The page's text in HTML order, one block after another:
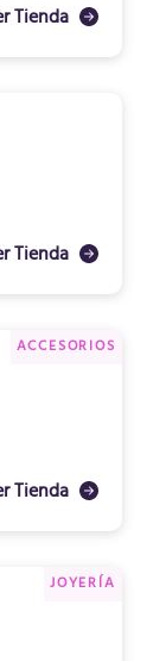
Tienda
Tienda
ACCESORIOS
Tienda
JOYERÍA